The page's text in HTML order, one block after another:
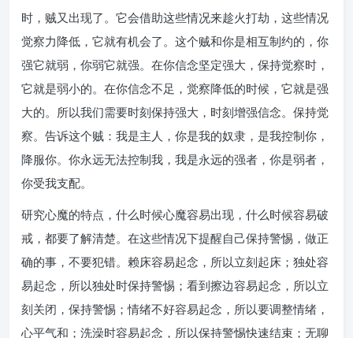
时，贼又出现了。它会借助这些情况来趁火打劫，这些情况
觉察力降低，它就有机会了。这个贼和你是相互制约的，你
强它就弱，你弱它就强。在你信念坚定强大，保持觉察时，
它就是弱小的。在你信念不足，觉察降低的时候，它就是强
大的。所以我们需要时刻保持强大，时刻增强信念。保持觉
察。告诉这个贼：我是主人，你是我的奴隶，是我控制你，
降服你。你永远无法控制我，我是永远的强者，你是弱者，
你受我支配。
研究心魔的特点，什么时候心魔容易出现，什么时候容易破
戒，都要了解清楚。在这些情况下提醒自己保持警惕，做正
确的事，不要犯错。赖床容易起念，所以立刻起床；独处容
易起念，所以独处时保持警惕；看到擦边容易起念，所以立
刻关闭，保持警惕；情绪不好容易起念，所以要调整情绪，
心平气和；洗澡时容易起念，所以保持警惕快速结束；无聊